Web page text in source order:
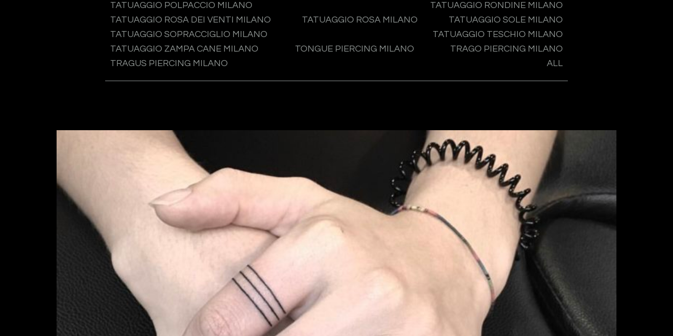
TATUAGGIO POLPACCIO MILANO
TATUAGGIO RONDINE MILANO
TATUAGGIO ROSA DEI VENTI MILANO
TATUAGGIO ROSA MILANO
TATUAGGIO SOLE MILANO
TATUAGGIO SOPRACCIGLIO MILANO
TATUAGGIO TESCHIO MILANO
TATUAGGIO ZAMPA CANE MILANO
TONGUE PIERCING MILANO
TRAGO PIERCING MILANO
TRAGUS PIERCING MILANO
ALL